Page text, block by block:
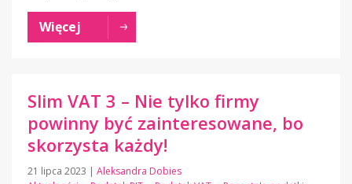
Więcej
Slim VAT 3 – Nie tylko firmy
powinny być zainteresowane, bo
skorzysta każdy!
21 lipca 2023 | Aleksandra Dobies